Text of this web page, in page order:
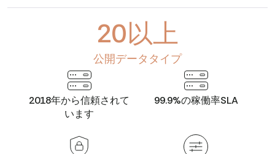
20以上
公開データタイプ
2018年から信頼されて
います
99.9%の稼働率SLA